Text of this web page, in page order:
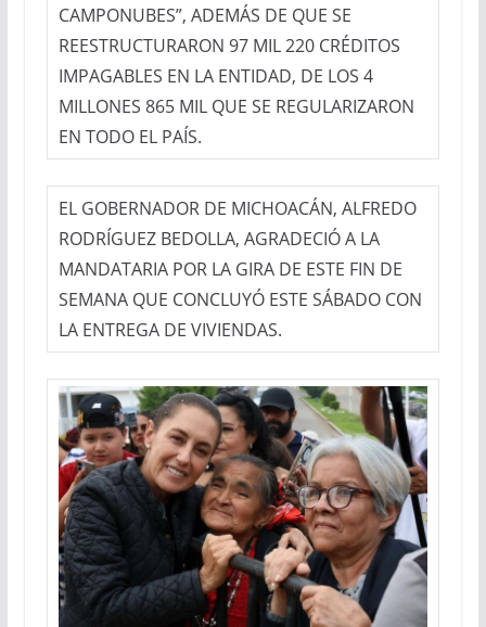
CAMPONUBES”, ADEMÁS DE QUE SE
REESTRUCTURARON 97 MIL 220 CRÉDITOS
IMPAGABLES EN LA ENTIDAD, DE LOS 4
MILLONES 865 MIL QUE SE REGULARIZARON
EN TODO EL PAÍS.
EL GOBERNADOR DE MICHOACÁN, ALFREDO
RODRÍGUEZ BEDOLLA, AGRADECIÓ A LA
MANDATARIA POR LA GIRA DE ESTE FIN DE
SEMANA QUE CONCLUYÓ ESTE SÁBADO CON
LA ENTREGA DE VIVIENDAS.